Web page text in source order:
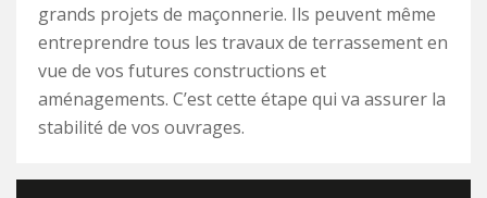
grands projets de maçonnerie. Ils peuvent même
entreprendre tous les travaux de terrassement en
vue de vos futures constructions et
aménagements. C’est cette étape qui va assurer la
stabilité de vos ouvrages.